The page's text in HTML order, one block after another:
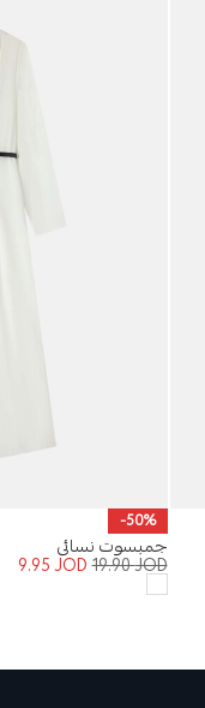
-50%
جمبسوت نسائي
19.90JOD
9.95JOD